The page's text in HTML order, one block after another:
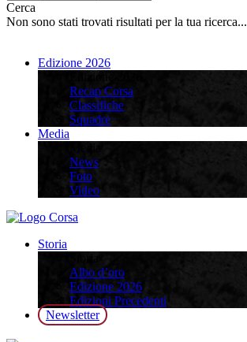
Cerca
Non sono stati trovati risultati per la tua ricerca...
Edizione 2026
Recap Corsa
Classifiche
Squadre
Media
News
Foto
Video
Storia
Albo d’oro
Edizione 2026
Edizioni Precedenti
Newsletter